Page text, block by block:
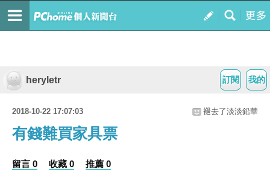
我的
訂閱
heryletr
2018-10-22 17:07:03 褪去了淡淡鉛華
有錢難買家具票
留言 0 收藏 0 推薦 0